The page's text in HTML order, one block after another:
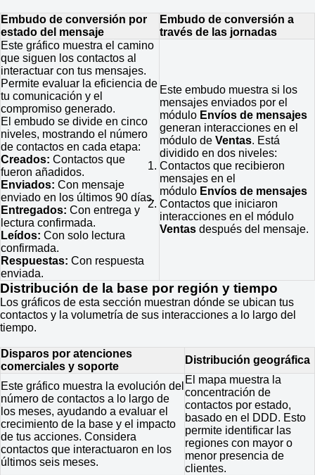
Embudo de conversión por
estado del mensaje
Embudo de conversión a
través de las jornadas
Este gráfico muestra el camino
que siguen los contactos al
interactuar con tus mensajes.
Permite evaluar la eficiencia de
tu comunicación y el
compromiso generado.
El embudo se divide en cinco
niveles, mostrando el número
de contactos en cada etapa:
Creados: Contactos que
fueron añadidos.
Enviados: Con mensaje
enviado en los últimos 90 días.
Entregados: Con entrega y
lectura confirmada.
Leídos: Con solo lectura
confirmada.
Respuestas: Con respuesta
enviada.
Este embudo muestra si los
mensajes enviados por el
módulo Envíos de mensajes
generan interacciones en el
módulo de Ventas. Está
dividido en dos niveles:
Contactos que recibieron
mensajes en el
módulo Envíos de mensajes
Contactos que iniciaron
interacciones en el módulo
Ventas después del mensaje.
Distribución de la base por región y tiempo
Los gráficos de esta sección muestran dónde se ubican tus
contactos y la volumetría de sus interacciones a lo largo del
tiempo.
Disparos por atenciones
comerciales y soporte
Distribución geográfica
Este gráfico muestra la evolución del
número de contactos a lo largo de
los meses, ayudando a evaluar el
crecimiento de la base y el impacto
de tus acciones. Considera
contactos que interactuaron en los
últimos seis meses.
El mapa muestra la
concentración de
contactos por estado,
basado en el DDD. Esto
permite identificar las
regiones con mayor o
menor presencia de
clientes.